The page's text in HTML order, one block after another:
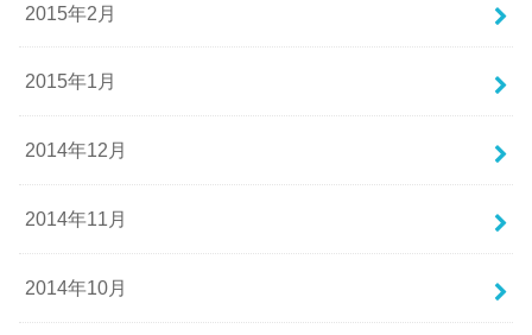
2015年2月
2015年1月
2014年12月
2014年11月
2014年10月